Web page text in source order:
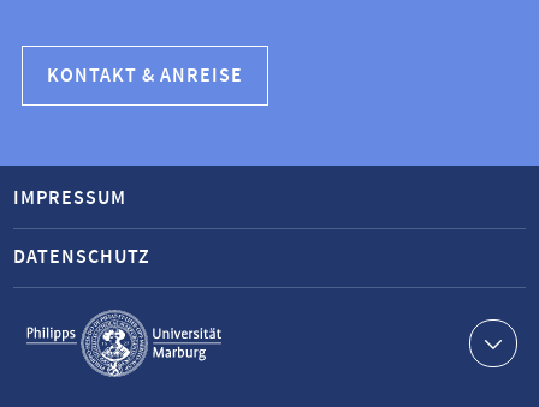
KONTAKT & ANREISE
Service-
Navigation
IMPRESSUM
DATENSCHUTZ